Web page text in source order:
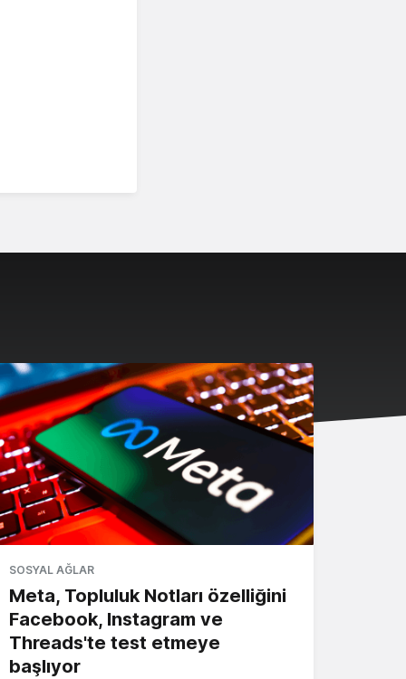
SOSYAL AĞLAR
Meta, Topluluk Notları özelliğini
Facebook, Instagram ve
Threads'te test etmeye
başlıyor